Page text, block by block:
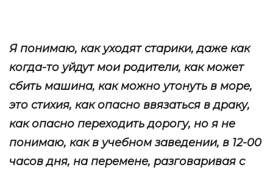
Я понимаю, как уходят старики, даже как
когда-то уйдут мои родители, как может
сбить машина, как можно утонуть в море,
это стихия, как опасно ввязаться в драку,
как опасно переходить дорогу, но я не
понимаю, как в учебном заведении, в 12-00
часов дня, на перемене, разговаривая с